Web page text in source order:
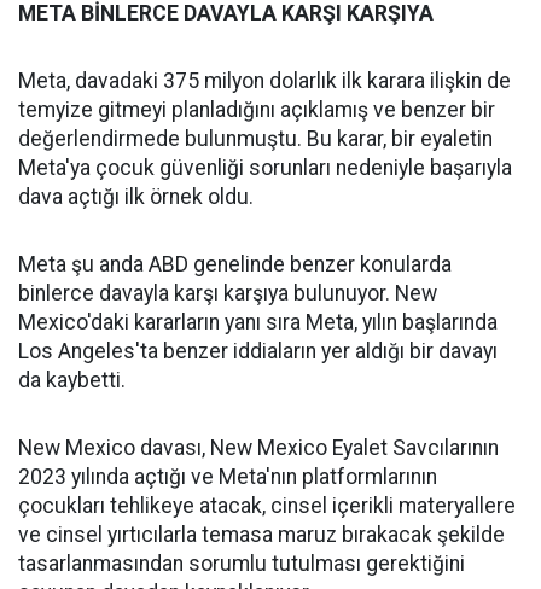
META BİNLERCE DAVAYLA KARŞI KARŞIYA
Meta, davadaki 375 milyon dolarlık ilk karara ilişkin de
temyize gitmeyi planladığını açıklamış ve benzer bir
değerlendirmede bulunmuştu. Bu karar, bir eyaletin
Meta'ya çocuk güvenliği sorunları nedeniyle başarıyla
dava açtığı ilk örnek oldu.
Meta şu anda ABD genelinde benzer konularda
binlerce davayla karşı karşıya bulunuyor. New
Mexico'daki kararların yanı sıra Meta, yılın başlarında
Los Angeles'ta benzer iddiaların yer aldığı bir davayı
da kaybetti.
New Mexico davası, New Mexico Eyalet Savcılarının
2023 yılında açtığı ve Meta'nın platformlarının
çocukları tehlikeye atacak, cinsel içerikli materyallere
ve cinsel yırtıcılarla temasa maruz bırakacak şekilde
tasarlanmasından sorumlu tutulması gerektiğini